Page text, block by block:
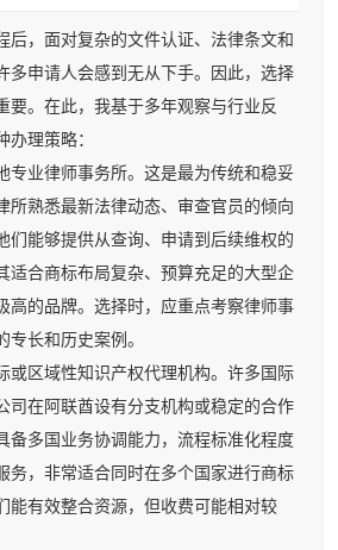
，面对复杂的文件认证、法律条文和
多申请人会感到无从下手。因此，选择
要。在此，我基于多年观察与行业反
办理策略：
业律师事务所。这是最为传统和稳妥
所熟悉最新法律动态、审查官员的倾向
们能够提供从查询、申请到后续维权的
适合商标布局复杂、预算充足的大型企
高的品牌。选择时，应重点考察律师事
专长和历史案例。
区域性知识产权代理机构。许多国际
司在阿联酋设有分支机构或稳定的合作
备多国业务协调能力，流程标准化程度
务，非常适合同时在多个国家进行商标
能有效整合资源，但收费可能相对较